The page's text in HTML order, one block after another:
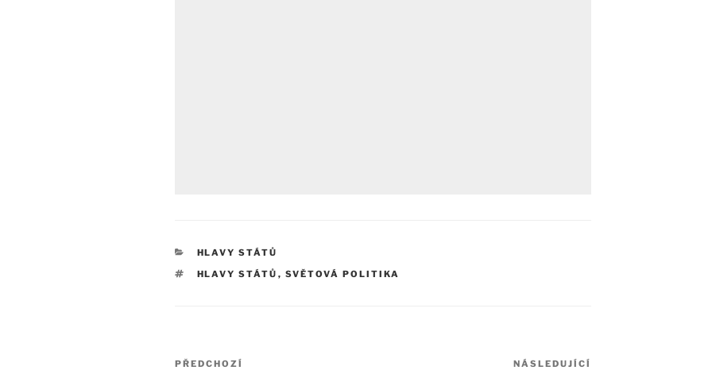
RUBRIKY
HLAVY STÁTŮ
ŠTÍTKY
HLAVY STÁTŮ , SVĚTOVÁ POLITIKA
Navigace
Předchozí
PŘEDCHOZÍ NÁSLEDUJÍCÍ